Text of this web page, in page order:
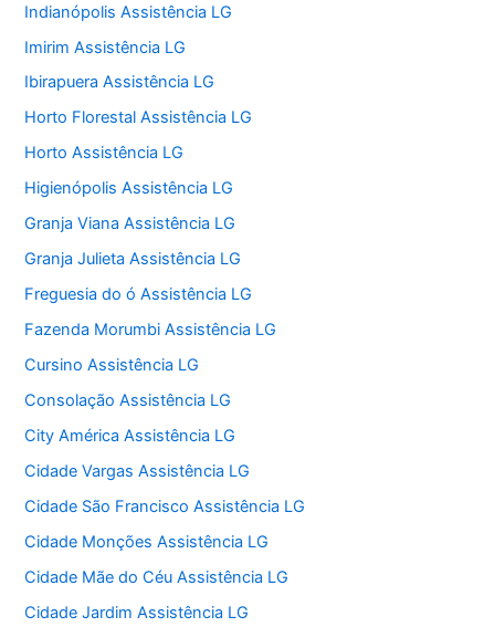
Indianópolis Assistência LG
Imirim Assistência LG
Ibirapuera Assistência LG
Horto Florestal Assistência LG
Horto Assistência LG
Higienópolis Assistência LG
Granja Viana Assistência LG
Granja Julieta Assistência LG
Freguesia do ó Assistência LG
Fazenda Morumbi Assistência LG
Cursino Assistência LG
Consolação Assistência LG
City América Assistência LG
Cidade Vargas Assistência LG
Cidade São Francisco Assistência LG
Cidade Monções Assistência LG
Cidade Mãe do Céu Assistência LG
Cidade Jardim Assistência LG